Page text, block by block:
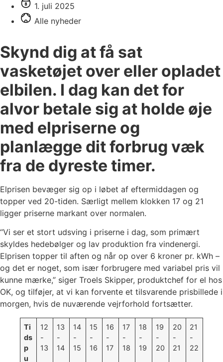
1. juli 2025
Alle nyheder
Skynd dig at få sat
vasketøjet over eller opladet
elbilen. I dag kan det for
alvor betale sig at holde øje
med elpriserne og
planlægge dit forbrug væk
fra de dyreste timer.
Elprisen bevæger sig op i løbet af eftermiddagen og
topper ved 20-tiden. Særligt mellem klokken 17 og 21
ligger priserne markant over normalen.
“Vi ser et stort udsving i priserne i dag, som primært
skyldes hedebølger og lav produktion fra vindenergi.
Elprisen topper til aften og når op over 6 kroner pr. kWh –
og det er noget, som især forbrugere med variabel pris vil
kunne mærke,” siger Troels Skipper, produktchef for el hos
OK, og tilføjer, at vi kan forvente et tilsvarende prisbillede i
morgen, hvis de nuværende vejrforhold fortsætter.
Ti
ds
p
u
12
-
13
13
-
14
14
-
15
15
-
16
16
-
17
17
-
18
18
-
19
19
-
20
20
-
21
21
-
22